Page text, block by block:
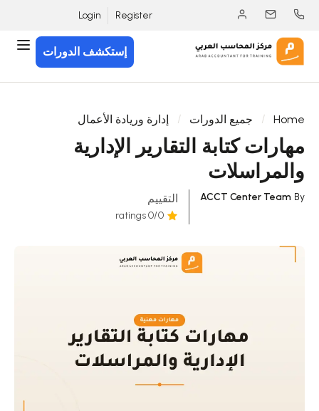
Register
Login
إستكشف الدورات
Home جميع الدورات إدارة وريادة الأعمال
مهارات كتابة التقارير الإدارية
والمراسلات
By
ACCT Center Team التقييم
0
/0 ratings